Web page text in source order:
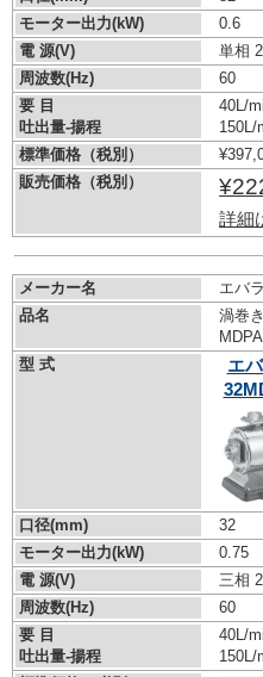
モーター出力(kW)
0.6
電 源(V)
単相
周波数(Hz)
60
要 目
吐出量-揚程
40L/
150L/
標準価格（税別）
販売価格（税別）
詳細
メーカー名
エバ
品名
渦巻
型 式
エ
口径(mm)
32
モーター出力(kW)
0.75
電 源(V)
三相
周波数(Hz)
60
要 目
吐出量-揚程
40L/
150L/